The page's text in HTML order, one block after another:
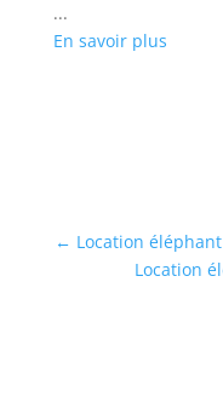
...
En savoir plus
← Location
Location